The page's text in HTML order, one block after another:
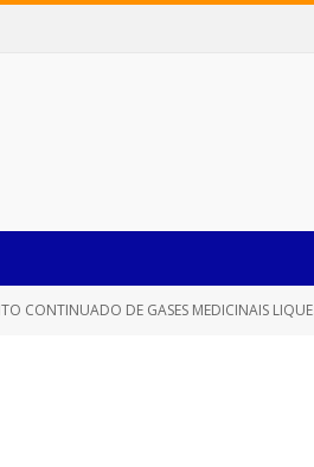
GASES MEDICINAIS LIQUEFEITOS E NÃO LIQUEFEITOS)